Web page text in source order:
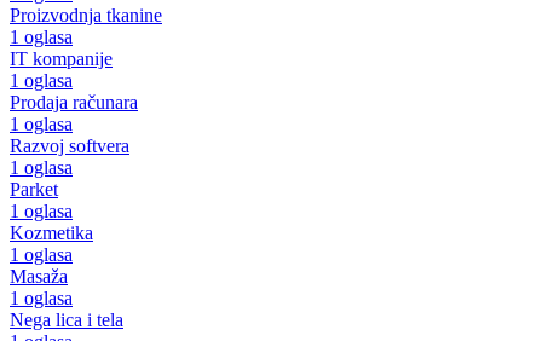
Proizvodnja tkanine
1 oglasa
IT kompanije
1 oglasa
Prodaja računara
1 oglasa
Razvoj softvera
1 oglasa
Parket
1 oglasa
Kozmetika
1 oglasa
Masaža
1 oglasa
Nega lica i tela